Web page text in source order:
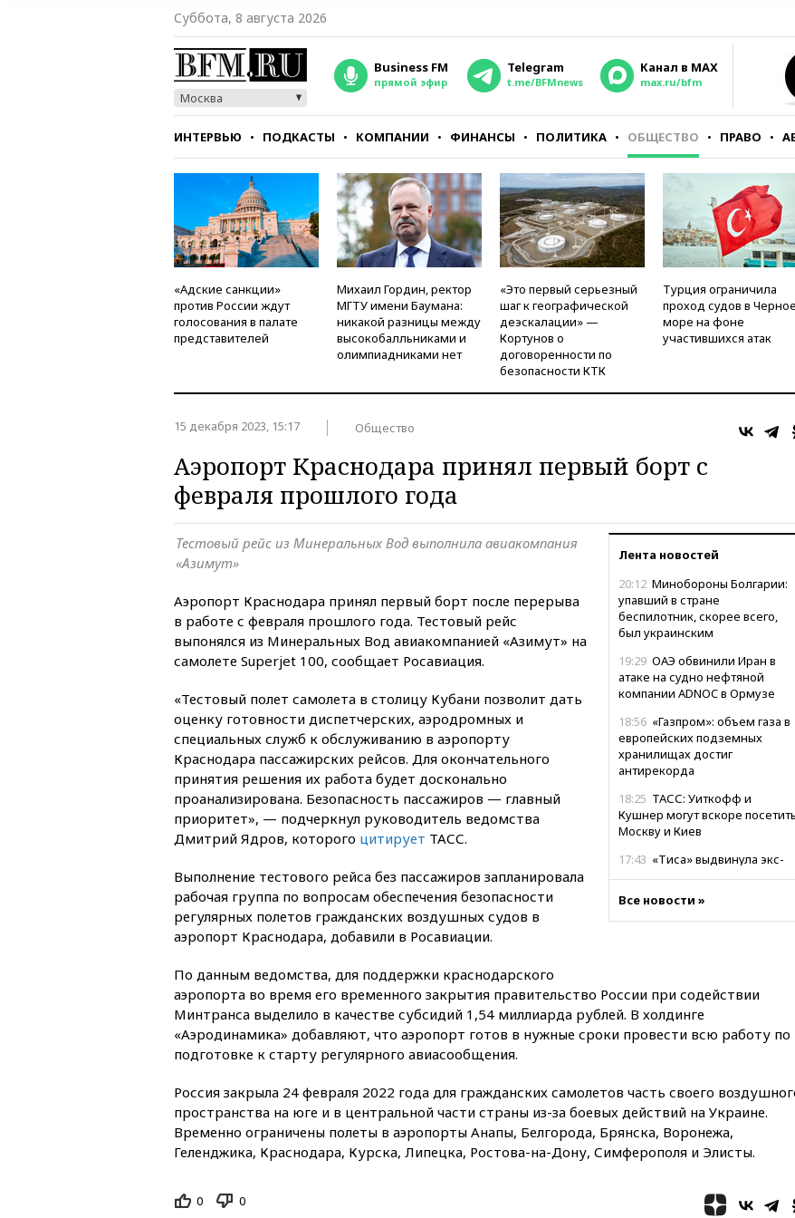
Суббота, 8 августа 2026
Москва
Business FM
прямой эфир
Telegram
t.me/BFMnews
Канал в MAX
max.ru/bfm
ИНТЕРВЬЮ ПОДКАСТЫ КОМПАНИИ ФИНАНСЫ ПОЛИТИКА ОБЩЕСТВО ПРАВО
СТИЛЬ ТЕСТЫ
«Адские санкции»
против России ждут
голосования в палате
представителей
Михаил Гордин, ректор
МГТУ имени Баумана:
никакой разницы между
высокобалльниками и
олимпиадниками нет
«Это первый серьезный
шаг к географической
деэскалации» —
Кортунов о
договоренности по
безопасности КТК
Турция ограничила
проход судов в Черное
море на фоне
участившихся атак
15 декабря 2023, 15:17 Общество
Аэропорт Краснодара принял первый борт с
февраля прошлого года
Лента новостей
20:12 Минобороны Болгарии:
упавший в стране
беспилотник, скорее всего,
был украинским
19:29 ОАЭ обвинили Иран в
атаке на судно нефтяной
компании ADNOC в Ормузе
18:56 «Газпром»: объем газа в
европейских подземных
хранилищах достиг
антирекорда
18:25 ТАСС: Уиткофф и
Кушнер могут вскоре посетить
Москву и Киев
17:43 «Тиса» выдвинула экс-
Венгрии
16:16 Беспилотник взорвался
вблизи газопровода в
Болгарии
мирный житель
14:54В Аргентине умер отец
футболиста Лионеля Месси
14:43 Турция ограничила
Генпрокурором США
Все новости »
Тестовый рейс из Минеральных Вод выполнила авиакомпания
«Азимут»
Аэропорт Краснодара принял первый борт после перерыва
в работе с февраля прошлого года. Тестовый рейс
выпонялся из Минеральных Вод авиакомпанией «Азимут» на
самолете Superjet 100, сообщает Росавиация.
«Тестовый полет самолета в столицу Кубани позволит дать
оценку готовности диспетчерских, аэродромных и
специальных служб к обслуживанию в аэропорту
Краснодара пассажирских рейсов. Для окончательного
принятия решения их работа будет досконально
проанализирована. Безопасность пассажиров — главный
приоритет», — подчеркнул руководитель ведомства
Дмитрий Ядров, которого цитирует ТАСС.
Выполнение тестового рейса без пассажиров запланировала
рабочая группа по вопросам обеспечения безопасности
регулярных полетов гражданских воздушных судов в
аэропорт Краснодара, добавили в Росавиации.
По данным ведомства, для поддержки краснодарского
аэропорта во время его временного закрытия правительство России при содействии
Минтранса выделило в качестве субсидий 1,54 миллиарда рублей. В холдинге
«Аэродинамика» добавляют, что аэропорт готов в нужные сроки провести всю работу по
подготовке к старту регулярного авиасообщения.
Россия закрыла 24 февраля 2022 года для гражданских самолетов часть своего
пространства на юге и в центральной части страны из-за боевых действий на Украине.
Временно ограничены полеты в аэропорты Анапы, Белгорода, Брянска, Воронежа,
Геленджика, Краснодара, Курска, Липецка, Ростова-на-Дону, Симферополя и Элисты.
0 0